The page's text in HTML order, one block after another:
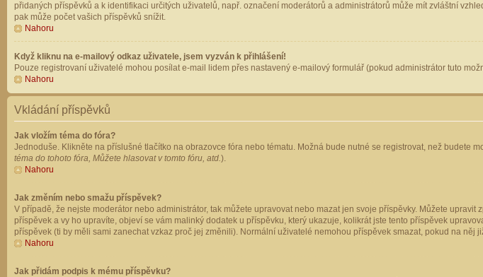
přidaných příspěvků a k identifikaci určitých uživatelů, např. označení moderátorů a administrátorů může mít zvláštní
pak může počet vašich příspěvků snížit.
Nahoru
Když kliknu na e-mailový odkaz uživatele, jsem vyzván k přihlášení!
Pouze registrovaní uživatelé mohou posílat e-mail lidem přes nastavený e-mailový formulář (pokud administrátor tuto
Nahoru
Vkládání příspěvků
Jak vložím téma do fóra?
Jednoduše. Klikněte na příslušné tlačítko na obrazovce fóra nebo tématu. Možná bude nutné se registrovat, než budete
téma do tohoto fóra, Můžete hlasovat v tomto fóru, atd.).
Nahoru
Jak změním nebo smažu příspěvek?
V případě, že nejste moderátor nebo administrátor, tak můžete upravovat nebo mazat jen svoje příspěvky. Můžete
příspěvek a vy ho upravíte, objeví se vám malinký dodatek u příspěvku, který ukazuje, kolikrát jste tento příspěvek
příspěvek (ti by měli sami zanechat vzkaz proč jej změnili). Normální uživatelé nemohou příspěvek smazat, pokud na něj
Nahoru
Jak přidám podpis k mému příspěvku?